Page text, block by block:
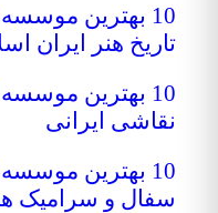
10 بهترین
تاریخ هنر ایران
10 بهترین
نقاشی ایرانی
10 بهترین
سفال و سرامیک